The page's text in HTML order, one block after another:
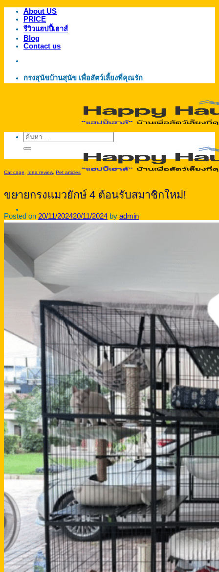
ข้าม
เนื้อหา
About US
PRICE
รีวิวแฮปปี้เฮาส์
Blog
Contact us
กรงสุนัขบ้านสุนัข เพื่อสัตว์เลี้ยงที่คุณรัก
ค้นหา:
Cat cage, Idea review, Pet articles
ขยายกรงแมวยักษ์ 4 ต้อนรับสมาชิกใหม่!
Posted on 20/11/202420/11/2024 by admin